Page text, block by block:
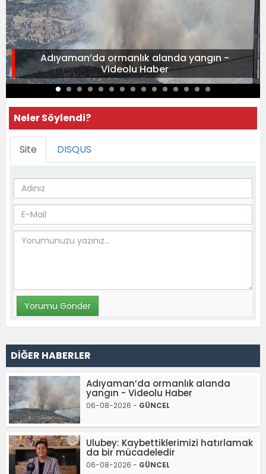
Adıyaman’da ormanlık alanda yangın -
Videolu Haber
Neler Söylendi?
Site DISQUS
DİĞER HABERLER
Adıyaman’da ormanlık alanda
yangın - Videolu Haber
06-08-2026 - GÜNCEL
Ulubey: Kaybettiklerimizi hatırlamak
da bir mücadeledir
06-08-2026 - GÜNCEL